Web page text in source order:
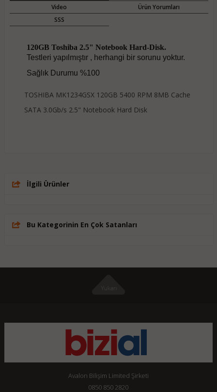
Video
Ürün Yorumları
SSS
120GB Toshiba 2.5" Notebook Hard-Disk.
Testleri yapılmıştır , herhangi bir sorunu yoktur.
Sağlık Durumu %100
TOSHIBA MK1234GSX 120GB 5400 RPM 8MB Cache
SATA 3.0Gb/s 2.5" Notebook Hard Disk
İlgili Ürünler
Bu Kategorinin En Çok Satanları
Avalon Bilişim Limited Şirketi
0850 850 2820